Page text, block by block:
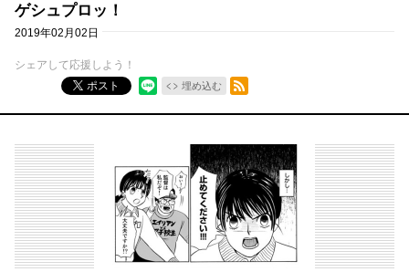
ゲシュプロッ！
2019年02月02日
シェアして応援しよう！
ポスト
埋め込む
RSSフィード